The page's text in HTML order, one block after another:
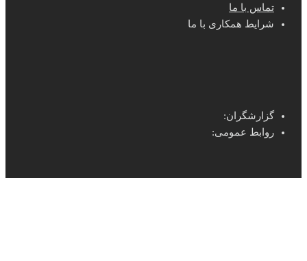
تماس با ما
شرایط همکاری با ما
گزارشگران:
روابط عمومی: